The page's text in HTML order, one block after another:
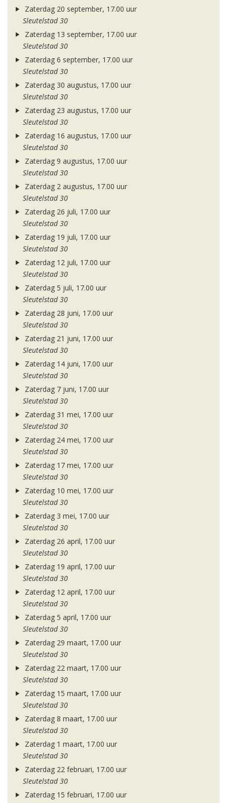
Zaterdag 20 september, 17.00 uur
Sleutelstad 30
Zaterdag 13 september, 17.00 uur
Sleutelstad 30
Zaterdag 6 september, 17.00 uur
Sleutelstad 30
Zaterdag 30 augustus, 17.00 uur
Sleutelstad 30
Zaterdag 23 augustus, 17.00 uur
Sleutelstad 30
Zaterdag 16 augustus, 17.00 uur
Sleutelstad 30
Zaterdag 9 augustus, 17.00 uur
Sleutelstad 30
Zaterdag 2 augustus, 17.00 uur
Sleutelstad 30
Zaterdag 26 juli, 17.00 uur
Sleutelstad 30
Zaterdag 19 juli, 17.00 uur
Sleutelstad 30
Zaterdag 12 juli, 17.00 uur
Sleutelstad 30
Zaterdag 5 juli, 17.00 uur
Sleutelstad 30
Zaterdag 28 juni, 17.00 uur
Sleutelstad 30
Zaterdag 21 juni, 17.00 uur
Sleutelstad 30
Zaterdag 14 juni, 17.00 uur
Sleutelstad 30
Zaterdag 7 juni, 17.00 uur
Sleutelstad 30
Zaterdag 31 mei, 17.00 uur
Sleutelstad 30
Zaterdag 24 mei, 17.00 uur
Sleutelstad 30
Zaterdag 17 mei, 17.00 uur
Sleutelstad 30
Zaterdag 10 mei, 17.00 uur
Sleutelstad 30
Zaterdag 3 mei, 17.00 uur
Sleutelstad 30
Zaterdag 26 april, 17.00 uur
Sleutelstad 30
Zaterdag 19 april, 17.00 uur
Sleutelstad 30
Zaterdag 12 april, 17.00 uur
Sleutelstad 30
Zaterdag 5 april, 17.00 uur
Sleutelstad 30
Zaterdag 29 maart, 17.00 uur
Sleutelstad 30
Zaterdag 22 maart, 17.00 uur
Sleutelstad 30
Zaterdag 15 maart, 17.00 uur
Sleutelstad 30
Zaterdag 8 maart, 17.00 uur
Sleutelstad 30
Zaterdag 1 maart, 17.00 uur
Sleutelstad 30
Zaterdag 22 februari, 17.00 uur
Sleutelstad 30
Zaterdag 15 februari, 17.00 uur